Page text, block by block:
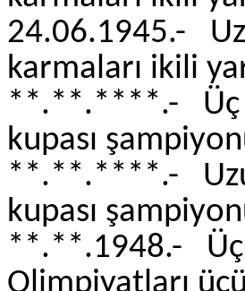
karmaları ikili
**.**.****.- Üç
kupası
**.**.****.-
kupası
**.**.1948.-